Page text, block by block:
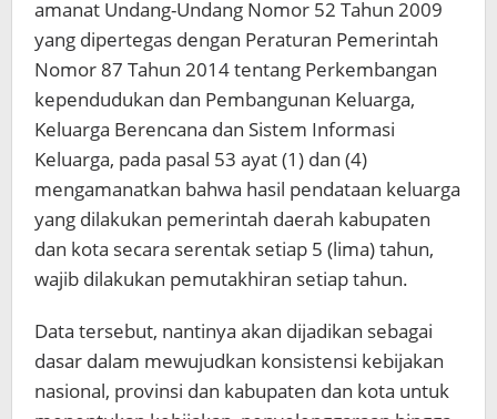
amanat Undang-Undang Nomor 52 Tahun 2009
yang dipertegas dengan Peraturan Pemerintah
Nomor 87 Tahun 2014 tentang Perkembangan
kependudukan dan Pembangunan Keluarga,
Keluarga Berencana dan Sistem Informasi
Keluarga, pada pasal 53 ayat (1) dan (4)
mengamanatkan bahwa hasil pendataan keluarga
yang dilakukan pemerintah daerah kabupaten
dan kota secara serentak setiap 5 (lima) tahun,
wajib dilakukan pemutakhiran setiap tahun.
Data tersebut, nantinya akan dijadikan sebagai
dasar dalam mewujudkan konsistensi kebijakan
nasional, provinsi dan kabupaten dan kota untuk